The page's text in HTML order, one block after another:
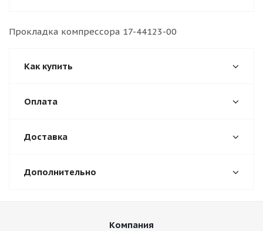
Прокладка компрессора 17-44123-00
Как купить
Оплата
Доставка
Дополнительно
Компания